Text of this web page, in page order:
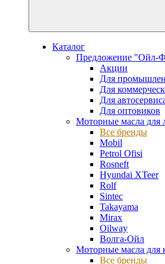
Каталог
Предложение "Ойл-
Акции
Для
Для
Для
Для оптовиков
Моторные масла для
Все бренды
Mobil
Petrol Ofisi
Rosneft
Hyundai XTeer
Rolf
Sintec
Takayama
Mirax
Oilway
Волга-Ойл
Моторные масла для
Все бренды